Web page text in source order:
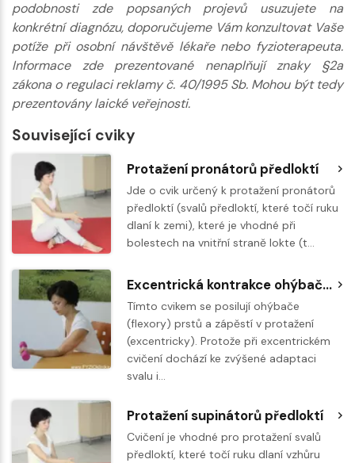
podobnosti zde popsaných projevů usuzujete na
konkrétní diagnózu, doporučujeme Vám konzultovat Vaše
potíže při osobní návštěvě lékaře nebo fyzioterapeuta.
Informace zde prezentované nenaplňují znaky §2a
zákona o regulaci reklamy č. 40/1995 Sb. Mohou být tedy
prezentovány laické veřejnosti.
Související cviky
Protažení pronátorů předloktí
Jde o cvik určený k protažení pronátorů
předloktí (svalů předloktí, které točí ruku
dlaní k zemi), které je vhodné při
bolestech na vnitřní straně lokte (t…
Excentrická kontrakce ohýbačů (flexorů) ruky a předloktí - oštěpařský loket
Tímto cvikem se posilují ohýbače
(flexory) prstů a zápěstí v protažení
(excentricky). Protože při excentrickém
cvičení dochází ke zvýšené adaptaci
svalu i…
Protažení supinátorů předloktí
Cvičení je vhodné pro protažení svalů
předloktí, které točí ruku dlaní vzhůru